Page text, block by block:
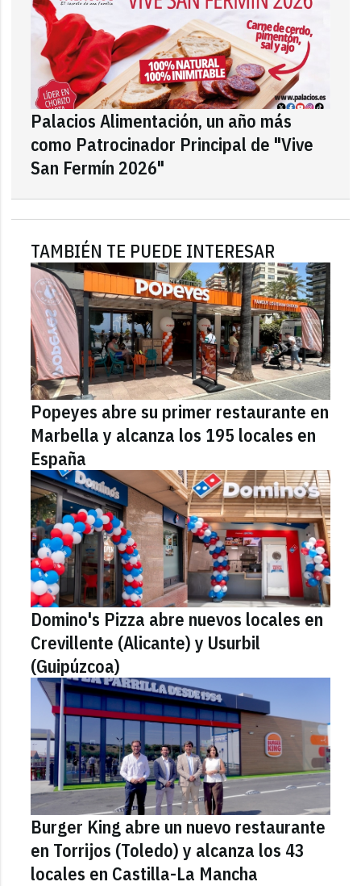
Palacios Alimentación, un año más
como Patrocinador Principal de "Vive
San Fermín 2026"
TAMBIÉN TE PUEDE INTERESAR
Popeyes abre su primer restaurante en
Marbella y alcanza los 195 locales en
España
Domino's Pizza abre nuevos locales en
Crevillente (Alicante) y Usurbil
(Guipúzcoa)
Burger King abre un nuevo restaurante
en Torrijos (Toledo) y alcanza los 43
locales en Castilla-La Mancha